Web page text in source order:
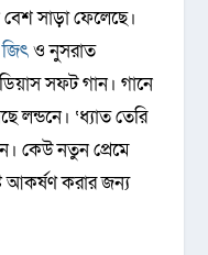
বেশ সাড়া ফেলেছে।
জিৎও নুসরাত
সফট গান। গানে
লন্ডনে। ‘ধ্যাত তেরি
কেউ নতুন প্রেমে
আকর্ষণ করার জন্য